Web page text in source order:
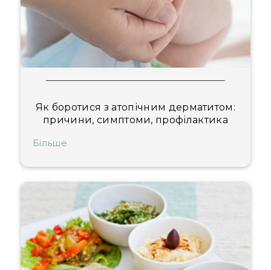
Як боротися з атопічним дерматитом:
причини, симптоми, профілактика
Більше